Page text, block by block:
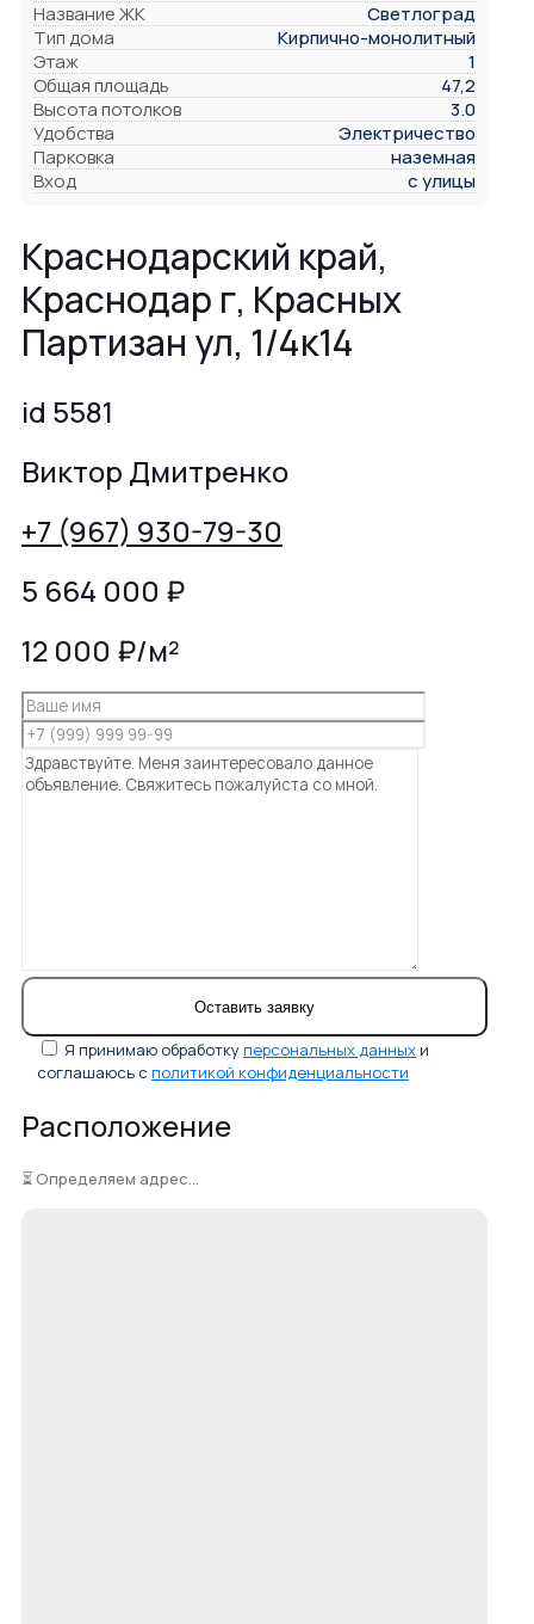
Название ЖК
Светлоград
Тип дома
Кирпично-монолитный
Этаж
1
Общая площадь
47,2
Высота потолков
3.0
Удобства
Электричество
Парковка
наземная
Вход
с улицы
Краснодарский край,
Краснодар г, Красных
Партизан ул, 1/4к14
id 5581
Виктор Дмитренко
+7 (967) 930-79-30
5 664 000 ₽
12 000 ₽/м²
Я принимаю обработкуперсональных данных и
соглашаюсь с политикой конфиденциальности
Расположение
⏳ Определяем адрес...